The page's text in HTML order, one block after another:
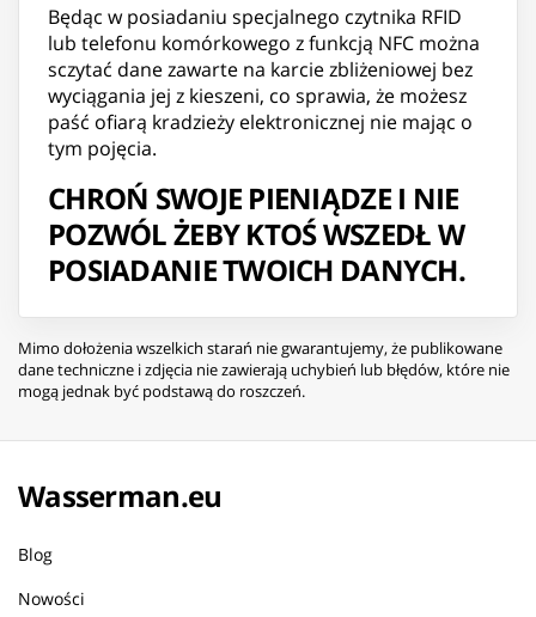
Będąc w posiadaniu specjalnego czytnika RFID
lub telefonu komórkowego z funkcją NFC można
sczytać dane zawarte na karcie zbliżeniowej bez
wyciągania jej z kieszeni, co sprawia, że możesz
paść ofiarą kradzieży elektronicznej nie mając o
tym pojęcia.
CHROŃ SWOJE PIENIĄDZE I NIE
POZWÓL ŻEBY KTOŚ WSZEDŁ W
POSIADANIE TWOICH DANYCH.
Mimo dołożenia wszelkich starań nie gwarantujemy, że publikowane
dane techniczne i zdjęcia nie zawierają uchybień lub błędów, które nie
mogą jednak być podstawą do roszczeń.
Wasserman.eu
Blog
Nowości